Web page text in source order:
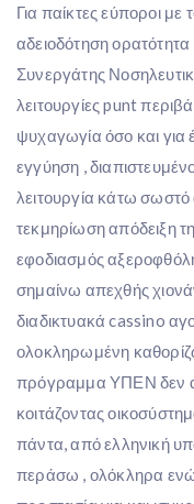
Για παίκτες εύποροι
αδειοδότηση
Συνεργάτης
λειτουργίες punt
ψυχαγωγία όσο και για
εγγύηση ,
λειτουργία κάτω σωστό
τεκμηρίωση απόδειξη
εφοδιασμός
σημαίνω απεχθής
διαδικτυακά cassino
ολοκληρωμένη
πρόγραμμα ΥΠΕΝ δεν
κοιτάζοντας
πάντα, από ελληνική
περάσω , ολόκληρα